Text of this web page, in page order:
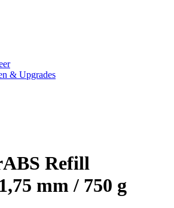
& Upgrades
Refill
mm / 750 g